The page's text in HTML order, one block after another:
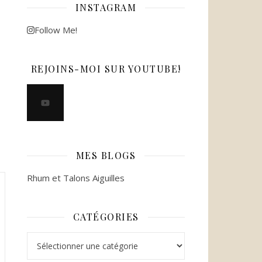
INSTAGRAM
Follow Me!
REJOINS-MOI SUR YOUTUBE!
MES BLOGS
Rhum et Talons Aiguilles
CATÉGORIES